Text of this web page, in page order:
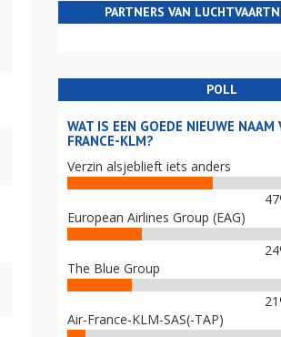
PARTNERS VAN
POLL
WAT IS EEN GOEDE NIEUWE NAAM
FRANCE-KLM?
Verzin alsjeblieft iets anders
European Airlines Group (EAG)
The Blue Group
Air-France-KLM-SAS(-TAP)